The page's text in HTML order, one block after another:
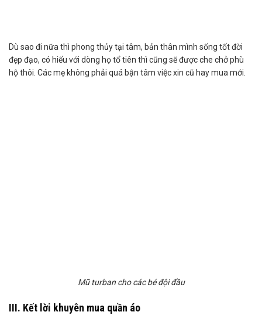
Dù sao đi nữa thì phong thủy tại tâm, bản thân mình sống tốt đời
đẹp đạo, có hiếu với dòng họ tổ tiên thì cũng sẽ được che chở phù
hộ thôi. Các mẹ không phải quá bận tâm việc xin cũ hay mua mới.
Mũ turban cho các bé đội đầu
III. Kết lời khuyên mua quần áo